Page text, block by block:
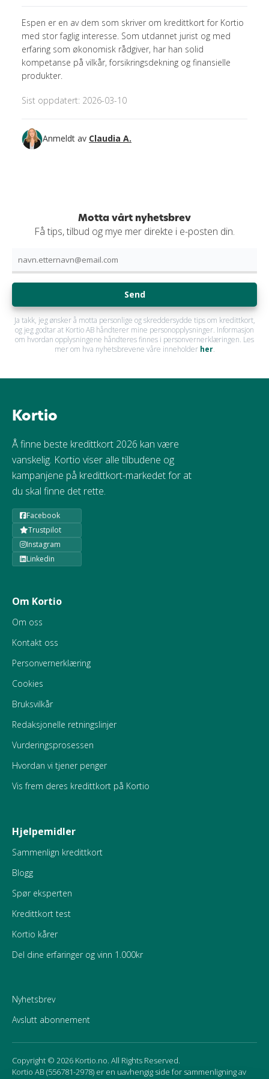
Espen er en av dem som skriver om kredittkort for Kortio
med stor faglig interesse. Som utdannet jurist og med
erfaring som økonomisk rådgiver, har han solid
kompetanse på vilkår, forsikringsdekning og finansielle
produkter.
Sist oppdatert: 2026-03-10
Anmeldt av Claudia A.
Motta vårt nyhetsbrev
Få tips, tilbud og mye mer direkte i e-posten din.
Send
Ja takk, jeg ønsker å motta personlige og skreddersydde tips om kredittkort,
og jeg godtar at Kortio AB håndterer mine personopplysninger. Informasjon
om hvordan opplysningene håndteres finnes i personvernerklæringen. Les
mer om hva nyhetsbrevene våre inneholder her.
Kortio
Å finne beste kredittkort 2026 kan være
vanskelig. Kortio viser alle tilbudene og
kampanjene på kredittkort-markedet for at
du skal finne det rette.
Facebook
Trustpilot
Instagram
Linkedin
Om Kortio
Om oss
Kontakt oss
Personvernerklæring
Cookies
Bruksvilkår
Redaksjonelle retningslinjer
Vurderingsprosessen
Hvordan vi tjener penger
Vis frem deres kredittkort på Kortio
Hjelpemidler
Sammenlign kredittkort
Blogg
Spør eksperten
Kredittkort test
Kortio kårer
Del dine erfaringer og vinn 1.000kr
Nyhetsbrev
Avslutt abonnement
Copyright © 2026 Kortio.no. All Rights Reserved.
Kortio AB (556781-2978) er en uavhengig side for sammenligning av